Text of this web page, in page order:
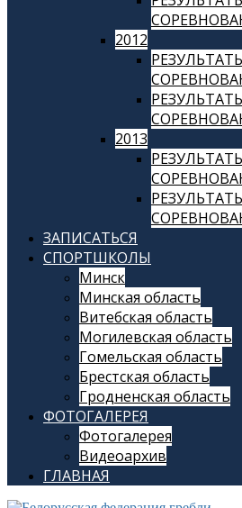
2012
2013
ЗАПИСАТЬСЯ
СПОРТШКОЛЫ
Минск
Минская область
Витебская область
Могилевская область
Гомельская область
Брестская область
Гродненская область
ФОТОГАЛЕРЕЯ
Фотогалерея
Видеоархив
ГЛАВНАЯ